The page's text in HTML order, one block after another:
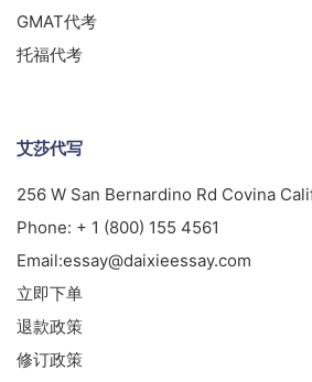
GMAT代考
托福代考
艾莎代写
256 W San Bernardino Rd Covina
Phone: + 1 (800) 155 4561
Email:essay@daixieessay.com
立即下单
退款政策
修订政策